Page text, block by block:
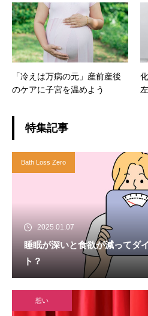
「冷えは万病の元」産前産後
のケアに子宮を温めよう
特集記事
Bath Loss Zero
2025.01.07
睡眠が深いと食欲が減ってダ
ト？
想い